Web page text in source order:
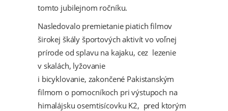
tomto jubilejnom ročníku.
Nasledovalo premietanie piatich filmov
širokej škály športových aktivít vo voľnej
prírode od splavu na kajaku, cez lezenie
v skalách, lyžovanie
i bicyklovanie, zakončené Pakistanským
filmom o pomocníkoch pri výstupoch na
himalájsku osemtisícovku K2, pred ktorým